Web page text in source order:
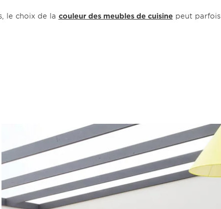
le choix de la couleur des meubles de cuisinepeut parfois